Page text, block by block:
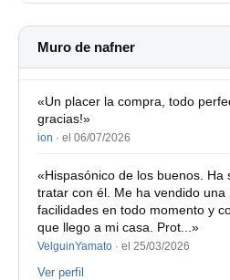
Muro de nafner
«Un placer la compra, todo
gracias!»
ion · el 06/07/2026
«Hispasónico de los buenos. Ha
tratar con él. Me ha vendido
facilidades en todo momento y
que llego a mi casa. Prot...»
VelguinYamato · el 25/03/2026
Ver perfil